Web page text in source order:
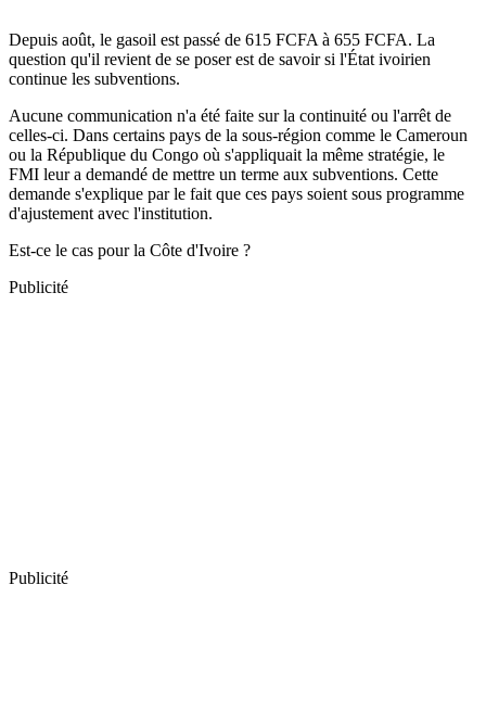
Depuis août, le gasoil est passé de 615 FCFA à 655 FCFA. La
question qu'il revient de se poser est de savoir si l'État ivoirien
continue les subventions.
Aucune communication n'a été faite sur la continuité ou l'arrêt de
celles-ci. Dans certains pays de la sous-région comme le Cameroun
ou la République du Congo où s'appliquait la même stratégie, le
FMI leur a demandé de mettre un terme aux subventions. Cette
demande s'explique par le fait que ces pays soient sous programme
d'ajustement avec l'institution.
Est-ce le cas pour la Côte d'Ivoire ?
Publicité
Publicité